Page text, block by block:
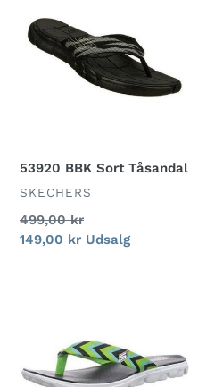
Sort
Tåsandal
53920 BBK Sort Tåsandal
FORHANDLER
SKECHERS
Normalpris
499,00 kr
Udsalgspris
149,00 kr Udsalg